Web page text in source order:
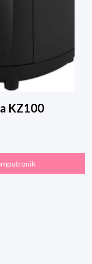
KZ100